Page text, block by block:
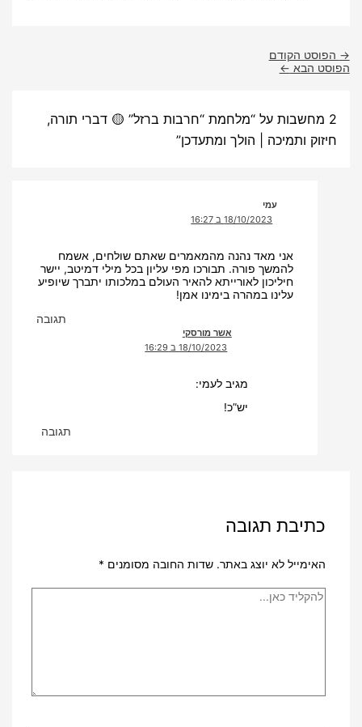
→ הפוסט הקודם
הפוסט הבא ←
2 מחשבות על “מלחמת “חרבות ברזל” 🟡 דברי תורה,
חיזוק ותמיכה | הולך ומתעדכן”
עמי
18/10/2023 ב 16:27
אני מאד נהנה מהמאמרים שאתם שולחים, אשמח
להמשך פורה. תבורכו מפי עליון בכל מילי דמיטב, יישר
חיליכון לאורייתא להאיר העולם במלכותו יתברך שיופיע
עלינו במהרה בימינו אמן!
תגובה
אשר מורסקי
18/10/2023 ב 16:29
מגיב לעמי:
יש”כ!
תגובה
כתיבת תגובה
האימייל לא יוצג באתר. שדות החובה מסומנים *
להקליד
כאן...